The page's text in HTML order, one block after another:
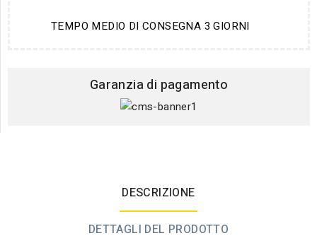
TEMPO MEDIO DI CONSEGNA 3 GIORNI
Garanzia di pagamento
DESCRIZIONE
DETTAGLI DEL PRODOTTO